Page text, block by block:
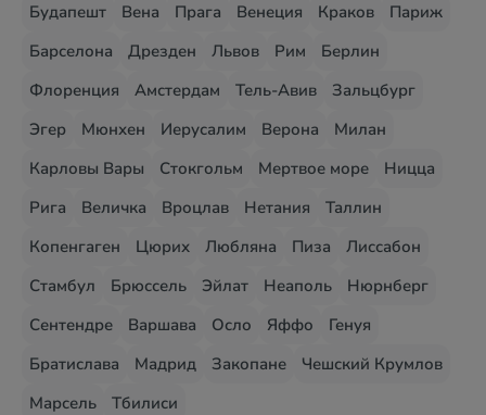
Будапешт Вена Прага Венеция Краков
Париж
Барселона
Дрезден Львов Рим
Берлин
Флоренция
Амстердам Тель-Авив
Зальцбург
Эгер
Мюнхен Иерусалим Верона
Милан
Карловы Вары
Стокгольм Мертвое море
Ницца
Рига
Величка Вроцлав Нетания
Таллин
Копенгаген
Цюрих Любляна Пиза
Лиссабон
Стамбул
Брюссель Эйлат Неаполь
Нюрнберг
Сентендре
Варшава Осло Яффо
Генуя
Братислава
Мадрид Закопане
Чешский Крумлов
Марсель
Тбилиси